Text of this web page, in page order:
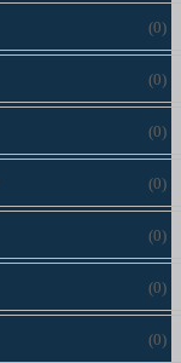
(0)
(0)
(0)
(0)
(0)
(0)
(0)